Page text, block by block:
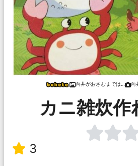
向井がおさむまでは… 向
カニ雑炊作
3